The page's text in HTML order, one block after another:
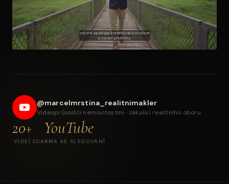
@marcelmrstina_realitnimakler
Videoprůvodci nemovitostmi · zákulisí realitního oboru
20+
VIDEÍ
YouTube
ZDARMA KE SLEDOVÁNÍ